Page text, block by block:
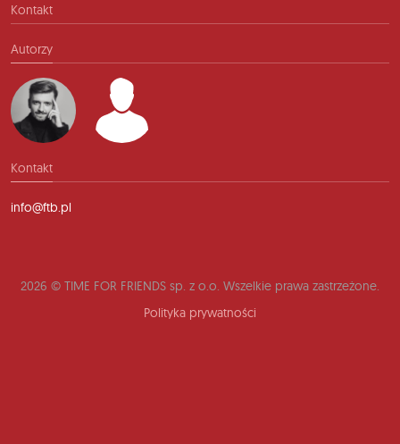
Kontakt
Autorzy
Kontakt
info@ftb.pl
2026 © TIME FOR FRIENDS sp. z o.o. Wszelkie prawa zastrzeżone.
Polityka prywatności